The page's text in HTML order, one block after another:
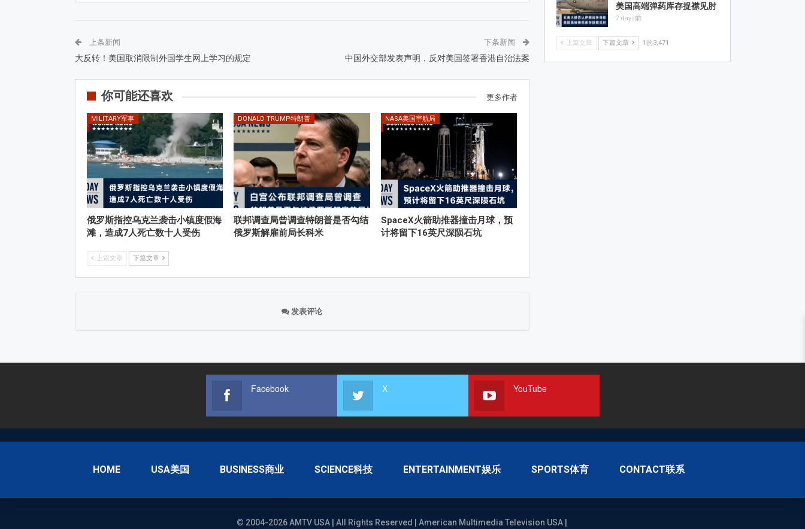
上条新闻
大反转！美国取消限制外国学生网上学习的规定
下条新闻
中国外交部发表声明，反对美国签署香港自治法案
你可能还喜欢 更多作者
MILITARY军事
俄罗斯指控乌克兰袭击小镇度假海
滩，造成7人死亡数十人受伤
DONALD TRUMP特朗普
联邦调查局曾调查特朗普是否勾结
俄罗斯解雇前局长科米
NASA美国宇航局
SpaceX火箭助推器撞击月球，预
计将留下16英尺深陨石坑
上篇文章 下篇文章
发表评论
美国高端弹药库存捉襟见肘
2 days前
上篇文章 下篇文章 1的3,471
Facebook X YouTube
HOME USA美国 BUSINESS商业 SCIENCE科技 ENTERTAINMENT娱乐 SPORTS体育 CONTACT联系
© 2004-2026 AMTV USA | All Rights Reserved | American Multimedia Television USA |